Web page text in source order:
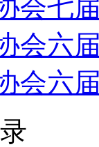
会七
会六
会六